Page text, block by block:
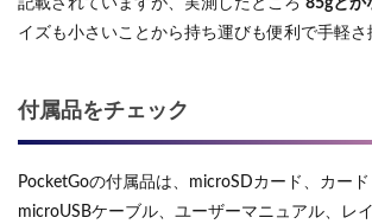
記載されていますが、実測したところ 85gとか
イズも小さいことから持ち運びも便利で手軽さ
付属品をチェック
PocketGoの付属品は、microSDカード、カード
microUSBケーブル、ユーザーマニュアル、レ